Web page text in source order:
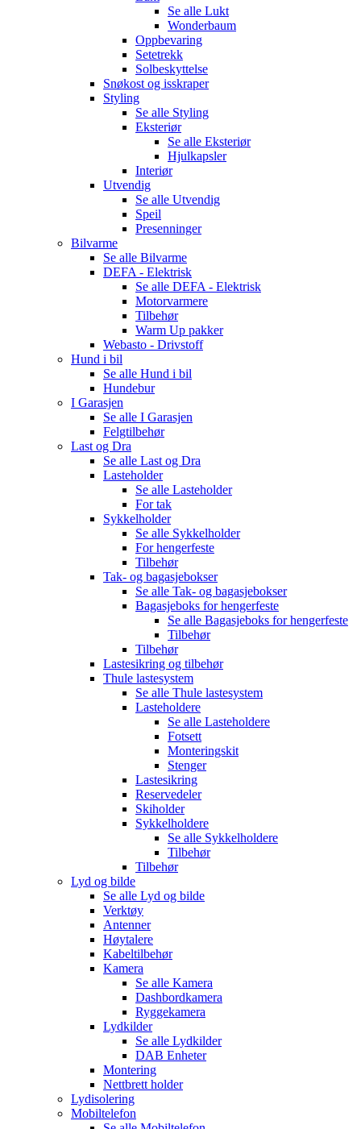
Se alle Lukt
Wonderbaum
Oppbevaring
Setetrekk
Solbeskyttelse
Snøkost og isskraper
Styling
Se alle Styling
Eksteriør
Se alle Eksteriør
Hjulkapsler
Interiør
Utvendig
Se alle Utvendig
Speil
Presenninger
Bilvarme
Se alle Bilvarme
DEFA - Elektrisk
Se alle DEFA - Elektrisk
Motorvarmere
Tilbehør
Warm Up pakker
Webasto - Drivstoff
Hund i bil
Se alle Hund i bil
Hundebur
I Garasjen
Se alle I Garasjen
Felgtilbehør
Last og Dra
Se alle Last og Dra
Lasteholder
Se alle Lasteholder
For tak
Sykkelholder
Se alle Sykkelholder
For hengerfeste
Tilbehør
Tak- og bagasjebokser
Se alle Tak- og bagasjebokser
Bagasjeboks for hengerfeste
Se alle Bagasjeboks for hengerfeste
Tilbehør
Tilbehør
Lastesikring og tilbehør
Thule lastesystem
Se alle Thule lastesystem
Lasteholdere
Se alle Lasteholdere
Fotsett
Monteringskit
Stenger
Lastesikring
Reservedeler
Skiholder
Sykkelholdere
Se alle Sykkelholdere
Tilbehør
Tilbehør
Lyd og bilde
Se alle Lyd og bilde
Verktøy
Antenner
Høytalere
Kabeltilbehør
Kamera
Se alle Kamera
Dashbordkamera
Ryggekamera
Lydkilder
Se alle Lydkilder
DAB Enheter
Montering
Nettbrett holder
Lydisolering
Mobiltelefon